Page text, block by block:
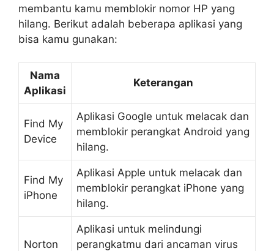
membantu kamu memblokir nomor HP yang
hilang. Berikut adalah beberapa aplikasi yang
bisa kamu gunakan:
Nama
Aplikasi
Keterangan
Find My
Device
Aplikasi Google untuk melacak dan
memblokir perangkat Android yang
hilang.
Find My
iPhone
Aplikasi Apple untuk melacak dan
memblokir perangkat iPhone yang
hilang.
Norton
Aplikasi untuk melindungi
perangkatmu dari ancaman virus